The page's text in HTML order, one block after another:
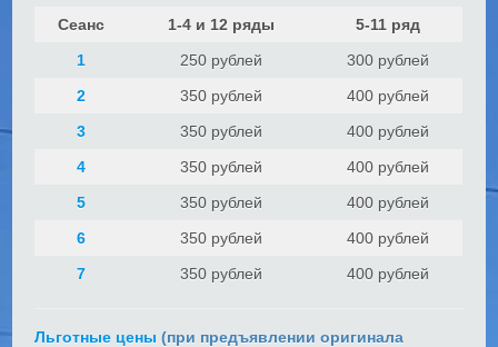
Сеанс 1-4 и 12 ряды
5-11 ряд
1
250 рублей
300 рублей
2
350 рублей
400 рублей
3
350 рублей
400 рублей
4
350 рублей
400 рублей
5
350 рублей
400 рублей
6
350 рублей
400 рублей
7
350 рублей 400 рублей
Льготные цены (при предъявлении оригинала